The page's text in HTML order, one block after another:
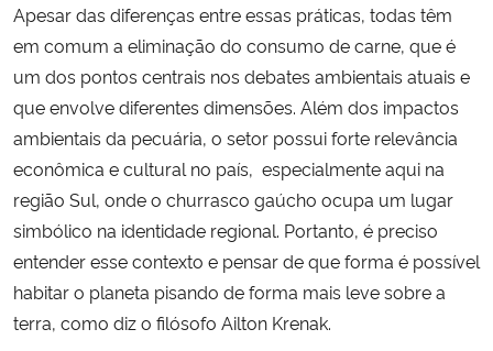
Apesar das diferenças entre essas práticas, todas têm
em comum a eliminação do consumo de carne, que é
um dos pontos centrais nos debates ambientais atuais e
que envolve diferentes dimensões. Além dos impactos
ambientais da pecuária, o setor possui forte relevância
econômica e cultural no país, especialmente aqui na
região Sul, onde o churrasco gaúcho ocupa um lugar
simbólico na identidade regional. Portanto, é preciso
entender esse contexto e pensar de que forma é possível
habitar o planeta pisando de forma mais leve sobre a
terra, como diz o filósofo Ailton Krenak.